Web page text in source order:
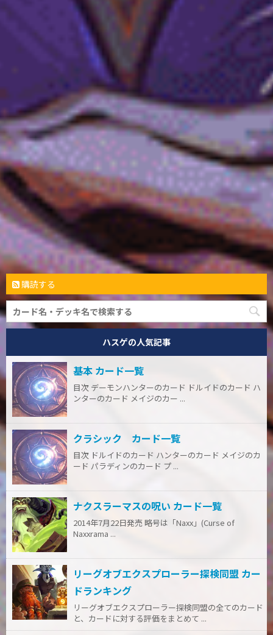
購読する
ハスゲの人気記事
基本 カード一覧
目次 デーモンハンターのカード ドルイドのカード ハ
ンターのカード メイジのカー ...
クラシック カード一覧
目次 ドルイドのカード ハンターのカード メイジのカ
ード パラディンのカード プ ...
ナクスラーマスの呪い カード一覧
2014年7月22日発売 略号は「Naxx」(Curse of
Naxxrama ...
リーグオブエクスプローラー探検同盟 カー
ドランキング
リーグオブエクスプローラー探検同盟の全てのカード
と、カードに対する評価をまとめて ...